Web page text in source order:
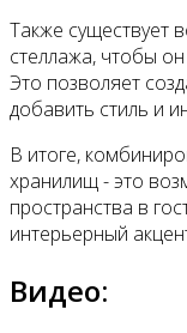
Также существует
стеллажа, чтобы
Это позволяет
добавить стиль и
В итоге,
хранилищ - это
пространства в
интерьерный
Видео: